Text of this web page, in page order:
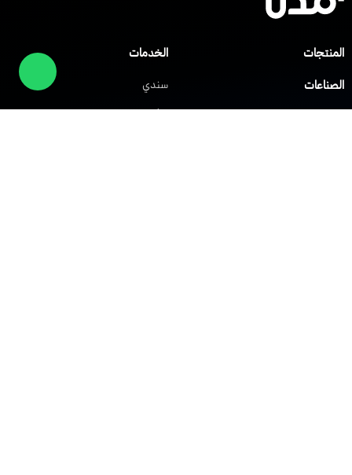
المنتجات
الصناعات
مركز المساعدة
الخدمات
سندي
صلني